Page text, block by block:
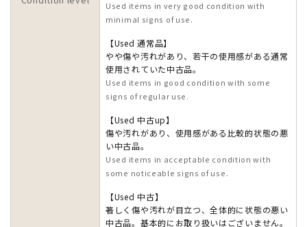
Used items in very good condition with
minimal signs of use.
【Used 通常品】
やや傷や汚れがあり、若干の使用感がある通常
使用されていた中古品。
Used items in good condition with some
signs of regular use.
【Used 中古up】
傷や汚れがあり、使用感がある比較的状態の悪
い中古品。
Used items in acceptable condition with
some noticeable signs of use.
【Used 中古】
著しく傷や汚れが目立つ、全体的に状態の悪い
中古品。基本的にお取り扱いはございません。